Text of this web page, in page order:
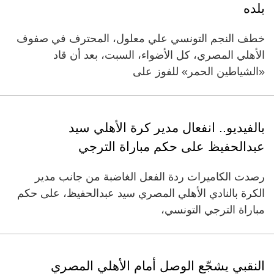
بلده
خطف النجم التونسي علي معلول، المحترف في صفوف
الأهلي المصري، كل الأضواء، السبت، بعد أن قاد
«الشياطين الحمر» للفوز على
بالفيديو.. انفعال مدير كرة الأهلي سيد
عبدالحفيظ على حكم مباراة الترجي
رصدت الكاميرات ردة الفعل الغاضبة من جانب مدير
الكرة بالنادي الأهلي المصري سيد عبدالحفيظ، على حكم
مباراة الترجي التونسي،
النقبي يشجّع الوصل أمام الأهلي المصري